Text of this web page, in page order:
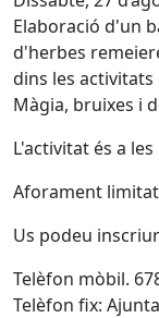
Elaboració d'un
d'herbes
dins les activitats
Màgia, bruixes i
L'activitat és a les
Aforament
Us podeu
Telèfon mòbil.
Telèfon fix: